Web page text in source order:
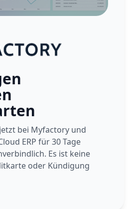
bei Myfactory und
ERP für 30 Tage
Es ist keine
oder Kündigung